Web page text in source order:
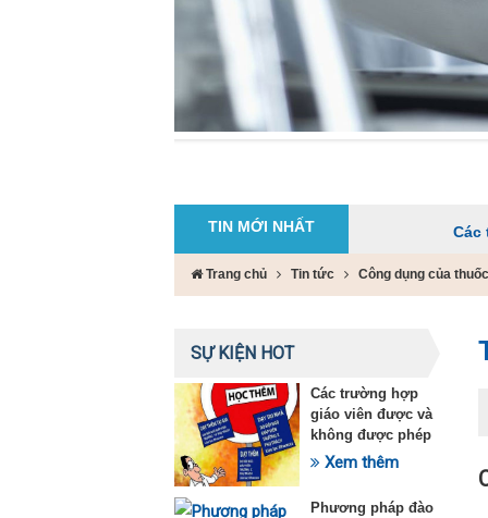
Các trường hợp
TIN MỚI NHẤT
Trang chủ Tin tức Công dụng của
SỰ KIỆN HOT
Các trường hợp
giáo viên được và
không được phép
dạy thêm theo
Xem thêm
Phương pháp đào